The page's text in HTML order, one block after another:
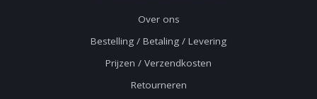
Over ons
Bestelling / Betaling / Levering
Prijzen / Verzendkosten
Retourneren